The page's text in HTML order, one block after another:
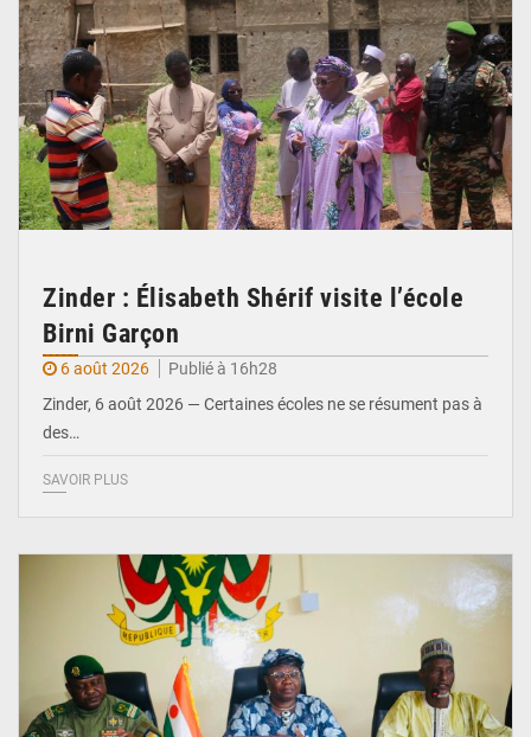
Zinder : Élisabeth Shérif visite l’école
Birni Garçon
6 août 2026
Publié à 16h28
Zinder, 6 août 2026 — Certaines écoles ne se résument pas à
des…
SAVOIR PLUS